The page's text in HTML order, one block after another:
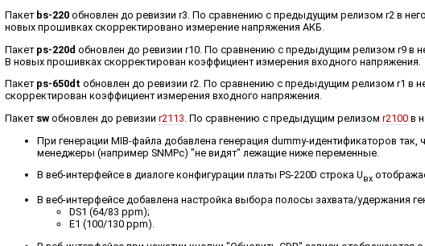
Пакет bs-220 обновлен до ревизии r3. По сравнению с предыдущим релизом r2 в
новых прошивках скорректировано измерение напряжения АКБ.
Пакет ps-220d обновлен до ревизии r10. По сравнению с предыдущим релизом r9 в
В новых прошивках скорректирован коэффициент измерения входного напряжения.
Пакет ps-650dt обновлен до ревизии r2. По сравнению с предыдущим релизом r1 в
скорректирован коэффициент измерения входного напряжения.
Пакет sw обновлен до ревизииr2113 . По сравнению с предыдущим релизомr2100 в
При генерации MIB-файла добавлена генерация dummy-идентификаторов
менеджеры (например SNMPc) "не видят" лежащие ниже переменные.
В веб-интерфейсе в диалоге конфигурации платы PS-220D строка Uвх
В веб-интерфейсе добавлена настройка выбора полосы захвата/удержания
DS1 (64/83 ppm);
E1 (100/130 ppm).